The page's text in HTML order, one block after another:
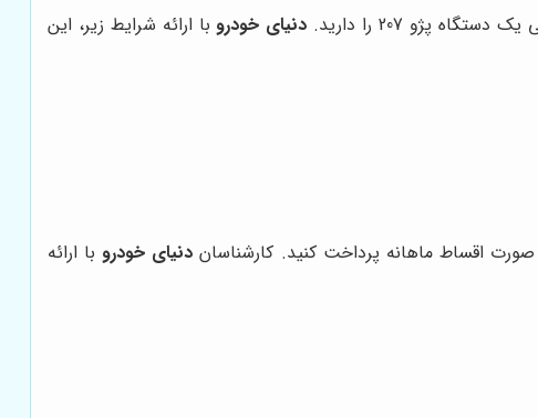
207 را دارید. دنیای خودروبا ارائه شرایط زیر، این
دنیای خودروبا ارائه